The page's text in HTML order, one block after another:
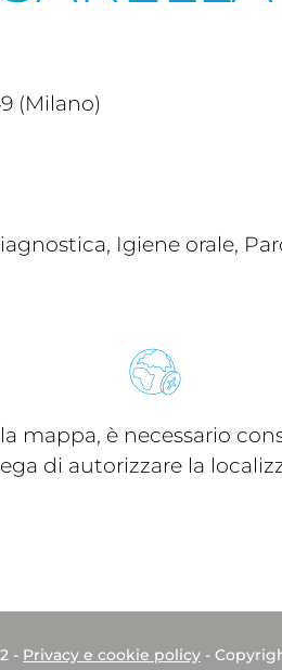
(Milano)
Igiene orale,
mappa, è necessario
di autorizzare la
- Privacy e cookie policy -